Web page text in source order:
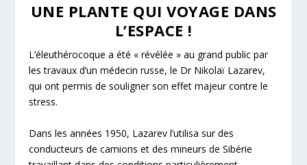
UNE PLANTE QUI VOYAGE DANS
L’ESPACE !
L’éleuthérocoque a été « révélée » au grand public par
les travaux d’un médecin russe, le Dr Nikolaï Lazarev,
qui ont permis de souligner son effet majeur contre le
stress.
Dans les années 1950, Lazarev l’utilisa sur des
conducteurs de camions et des mineurs de Sibérie